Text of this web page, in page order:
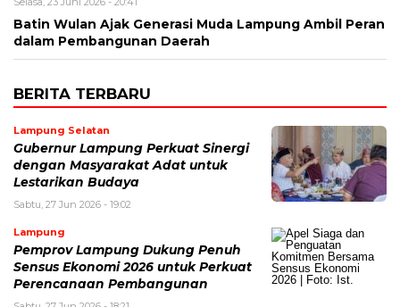
Batin Wulan Ajak Generasi Muda Lampung Ambil Peran
dalam Pembangunan Daerah
BERITA TERBARU
Lampung Selatan
Gubernur Lampung Perkuat Sinergi
dengan Masyarakat Adat untuk
Lestarikan Budaya
Sabtu, 27 Jun 2026 - 19:02
Lampung
Pemprov Lampung Dukung Penuh
Sensus Ekonomi 2026 untuk Perkuat
Perencanaan Pembangunan